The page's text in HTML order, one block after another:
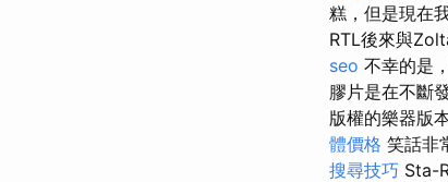
糕，但是現在
RTL後來與
seo 不幸的是
膠片是在不斷
版權的樂器版
體價格 笑話非
搜尋技巧 Sta-